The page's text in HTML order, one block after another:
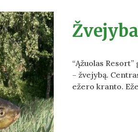
Žvejyba
“Ąžuolas
– žvejybą.
ežero kranto.